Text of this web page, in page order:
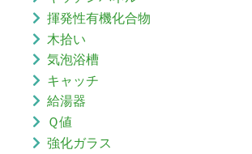
揮発性有機化合物
木拾い
気泡浴槽
キャッチ
給湯器
Ｑ値
強化ガラス